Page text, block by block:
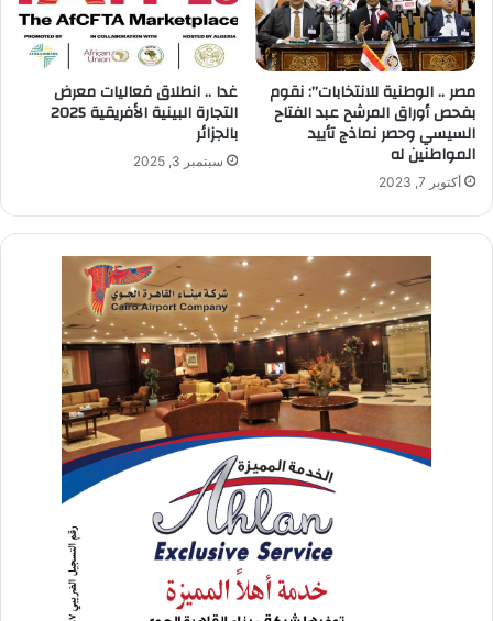
مصر .. الوطنية للانتخابات”: نقوم
بفحص أوراق المرشح عبد الفتاح
السيسي وحصر نماذج تأييد
المواطنين له
أكتوبر 7, 2023
غدا .. انطلاق فعاليات معرض
التجارة البينية الأفريقية 2025
بالجزائر
سبتمبر 3, 2025